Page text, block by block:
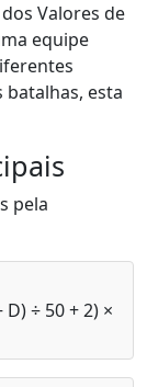
Valores de
equipe
esta
pela
÷ 50 + 2) ×